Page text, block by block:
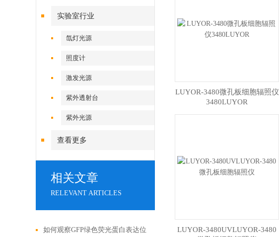
实验室行业
氙灯光源
照度计
激发光源
紫外透射台
紫外光源
查看更多
相关文章
RELEVANT ARTICLES
如何观察GFP绿色荧光蛋白表达位
LUYOR-3480微孔板细胞辐照仪
3480LUYOR
LUYOR-3480UVLUYOR-3480